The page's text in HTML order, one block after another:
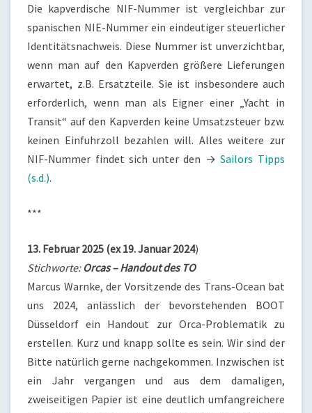
Die kapverdische NIF-Nummer ist vergleichbar zur
spanischen NIE-Nummer ein eindeutiger steuerlicher
Identitätsnachweis. Diese Nummer ist unverzichtbar,
wenn man auf den Kapverden größere Lieferungen
erwartet, z.B. Ersatzteile. Sie ist insbesondere auch
erforderlich, wenn man als Eigner einer „Yacht in
Transit“ auf den Kapverden keine Umsatzsteuer bzw.
keinen Einfuhrzoll bezahlen will. Alles weitere zur
NIF-Nummer findet sich unter den →Sailors Tipps
(s.d.).
***
13. Februar 2025 (ex 19. Januar 2024)
Stichworte: Orcas – Handout des TO
Marcus Warnke, der Vorsitzende des Trans-Ocean bat
uns 2024, anlässlich der bevorstehenden BOOT
Düsseldorf ein Handout zur Orca-Problematik zu
erstellen. Kurz und knapp sollte es sein. Wir sind der
Bitte natürlich gerne nachgekommen. Inzwischen ist
ein Jahr vergangen und aus dem damaligen,
zweiseitigen Papier ist eine deutlich umfangreichere